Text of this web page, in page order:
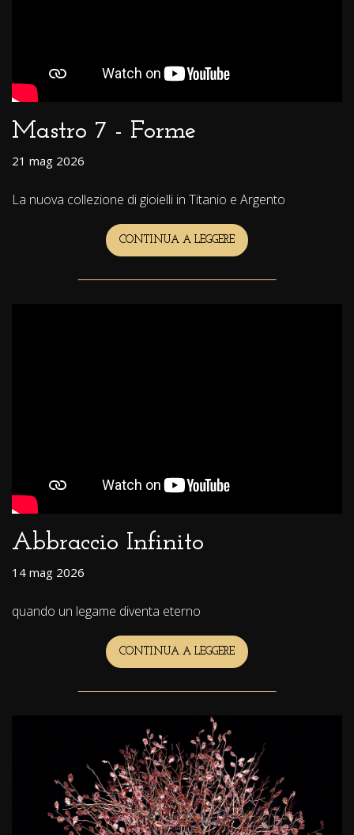
Mastro 7 - Forme
21 mag 2026
La nuova collezione di gioielli in Titanio e Argento
CONTINUA A LEGGERE MASTRO
7
FORME
Abbraccio Infinito
14 mag 2026
quando un legame diventa eterno
CONTINUA A LEGGERE ABBRACCIO
INFINITO